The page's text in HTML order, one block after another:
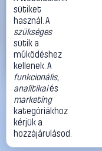
kompresszor 50 l 8
Aerotec
677 990 Ft
Kosárba
«
Méret:
©2026
ThermoScope
ÁSZF
sütiket
használ. A
szükséges
sütik a
működéshez
kellenek. A
funkcionális,
analitikaiés
marketing
kategóriákhoz
kérjük a
hozzájárulásod.